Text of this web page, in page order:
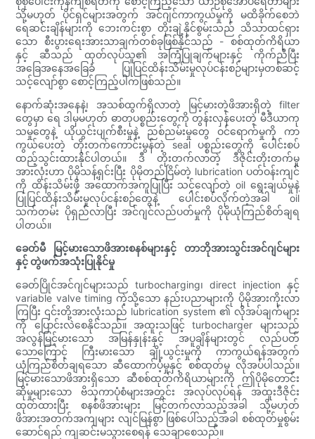
သို့မဟုတ် ပိုင်ရှင်များအတွက် အင်ဂျင်ကာကွယ်မှုကို မထိခိုက်စေဘဲ
ရေဆင်းချိန်များကို ဘေးကင်းစွာ တိုးချဲ့နိုင်စွမ်းသည် သိသာထင်ရှား
သော စီးပွားရေးအားသာချက်တစ်ခုဖြစ်နိုင်သည် - စစ်ထုတ်ကိရိယာ
နှင့် ဆီသည် ထုတ်လုပ်သူ၏ အကြံပြုချက်များနှင့် ကိုက်ညီပြီး
အခြေအနေအခြေခံ ပြုပြင်ထိန်းသိမ်းမှုလုပ်ငန်းစဉ်များမှတစ်ဆင့်
သင့်လျော်စွာ စောင့်ကြည့်ပါကဖြစ်သည်။
နောက်ဆုံးအနေနဲ့၊ အသစ်ထွက်ရှိလာတဲ့ မြင့်မားတဲ့ဖိအားရှိတဲ့ filter
တွေမှာ ရေ ဒါမှမဟုတ် ဓာတုပစ္စည်းတွေကို တွန်းလှန်ပေးတဲ့ မီဒီယာကု
သမှုတွေနဲ့ ယိုယွင်းပျက်စီးမှုနဲ့ ညစ်ညမ်းမှုတွေ ဝင်ရောက်မှုကို ကာ
ကွယ်ပေးတဲ့ တိုးတက်ကောင်းမွန်တဲ့ seal ပစ္စည်းတွေကို ပေါင်းစပ်
ထည့်သွင်းထားနိုင်ပါတယ်။ ဒီ တိုးတက်လာတဲ့ ဒီဇိုင်းတိုးတက်မှု
အားလုံးဟာ ပိုမိုသန့်ရှင်းပြီး ပိုမိုတည်ငြိမ်တဲ့ lubrication ပတ်ဝန်းကျင်
ကို ထိန်းသိမ်းဖို့ အထောက်အကူပြုပြီး သင့်လျော်တဲ့ oil ရွေးချယ်မှုနဲ့
ပြုပြင်ထိန်းသိမ်းမှုလုပ်ငန်းစဉ်တွေနဲ့ ပေါင်းစပ်လိုက်တဲ့အခါ oil
သက်တမ်း ပိုရှည်လာပြီး အင်ဂျင်လည်ပတ်မှုကို ပိုမိုယုံကြည်စိတ်ချရ
ပါတယ်။
ခေတ်မီ မြင့်မားသောဖိအားစနစ်များနှင့် တာဘိုအားသွင်းအင်ဂျင်များ
နှင့် တွဲဖက်အသုံးပြုနိုင်မှု
ခေတ်ပြိုင်အင်ဂျင်များသည် turbocharging၊ direct injection နှင့်
variable valve timing ကဲ့သို့သော နည်းပညာများကို ပိုမိုအားကိုးလာ
ကြပြီး ၎င်းတို့အားလုံးသည် lubrication system ၏ လိုအပ်ချက်များ
ကို ပြောင်းလဲစေနိုင်သည်။ အထူးသဖြင့် turbocharger များသည်
အလွန်မြင့်မားသော အမြန်နှုန်းနှင့် အပူချိန်များတွင် လည်ပတ်
သောကြောင့် ကြီးမားသော ချို့ယွင်းမှုကို ကာကွယ်ရန်အတွက်
ယုံကြည်စိတ်ချရသော ဆီထောက်ပံ့မှုနှင့် စစ်ထုတ်မှု လိုအပ်ပါသည်။
မြင့်မားသောဖိအားရှိသော ဆီစစ်ထုတ်ကိရိယာများကို ဤပိုမိုတောင်း
ဆိုမှုများသော ဗိသုကာပုံစံများအတွင်း အလုပ်လုပ်ရန် အထူးဒီဇိုင်း
ထုတ်ထားပြီး စနစ်ဖိအားများ မြင့်တက်လာသည့်အခါ သို့မဟုတ်
ဖိအားအတက်အကျများ လျင်မြန်စွာ ဖြစ်ပေါ်သည့်အခါ စစ်ထုတ်မှုစွမ်း
ဆောင်ရည် ကျဆင်းမသွားစေရန် သေချာစေသည်။